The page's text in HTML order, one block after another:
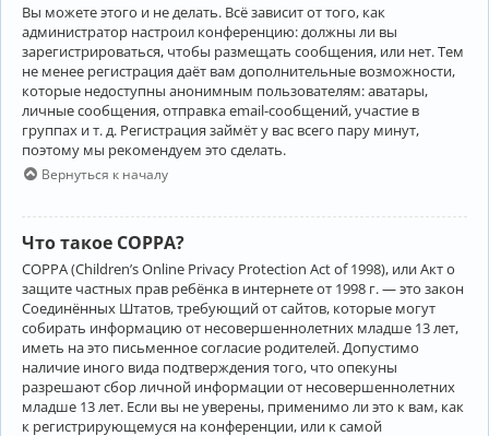
Вы можете этого и не делать. Всё зависит от того, как
администратор настроил конференцию: должны ли вы
зарегистрироваться, чтобы размещать сообщения, или нет. Тем
не менее регистрация даёт вам дополнительные возможности,
которые недоступны анонимным пользователям: аватары,
личные сообщения, отправка email-сообщений, участие в
группах и т. д. Регистрация займёт у вас всего пару минут,
поэтому мы рекомендуем это сделать.
Вернуться к началу
Что такое COPPA?
COPPA (Children’s Online Privacy Protection Act of 1998), или Акт о
защите частных прав ребёнка в интернете от 1998 г. — это закон
Соединённых Штатов, требующий от сайтов, которые могут
собирать информацию от несовершеннолетних младше 13 лет,
иметь на это письменное согласие родителей. Допустимо
наличие иного вида подтверждения того, что опекуны
разрешают сбор личной информации от несовершеннолетних
младше 13 лет. Если вы не уверены, применимо ли это к вам, как
к регистрирующемуся на конференции, или к самой